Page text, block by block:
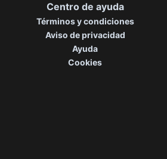
Centro de ayuda
Términos y condiciones
Aviso de privacidad
Ayuda
Cookies